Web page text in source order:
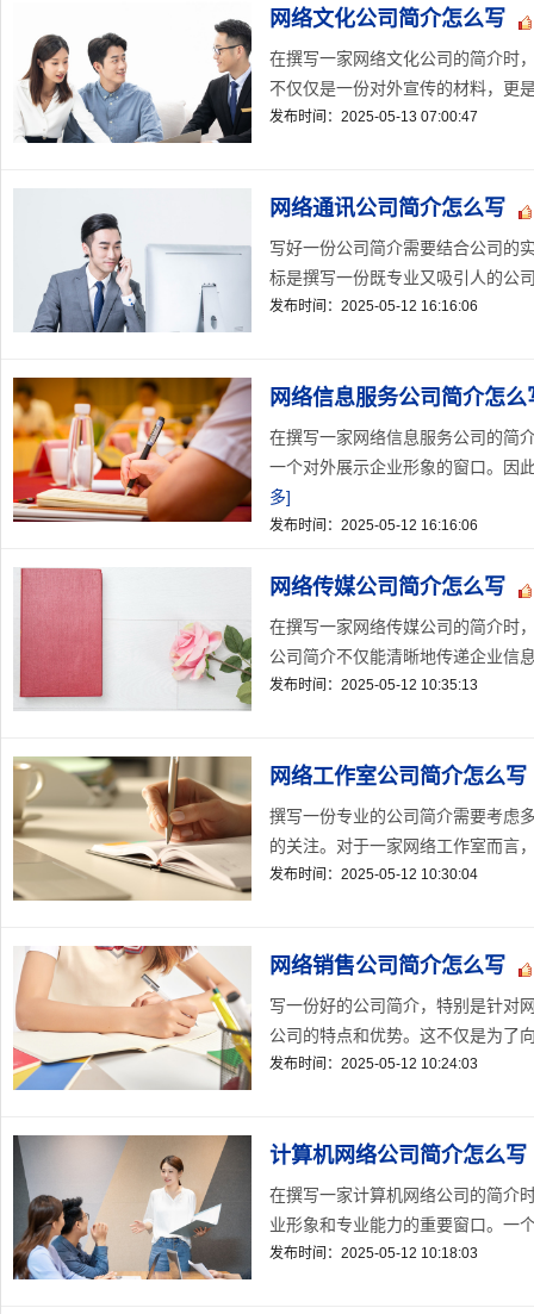
网络文化公司简介怎么写
在撰写一家网络文化公司的简介时
不仅仅是一份对外宣传的材料，更
发布时间：2025-05-13 07:00:47
网络通讯公司简介怎么写
写好一份公司简介需要结合公司的
标是撰写一份既专业又吸引人的公
发布时间：2025-05-12 16:16:06
网络信息服务公司简介怎么
在撰写一家网络信息服务公司的简
一个对外展示企业形象的窗口。因
多]
发布时间：2025-05-12 16:16:06
网络传媒公司简介怎么写
在撰写一家网络传媒公司的简介时
公司简介不仅能清晰地传递企业信
发布时间：2025-05-12 10:35:13
网络工作室公司简介怎么写
撰写一份专业的公司简介需要考虑
的关注。对于一家网络工作室而言
发布时间：2025-05-12 10:30:04
网络销售公司简介怎么写
写一份好的公司简介，特别是针对
公司的特点和优势。这不仅是为了
发布时间：2025-05-12 10:24:03
计算机网络公司简介怎么写
在撰写一家计算机网络公司的简介
业形象和专业能力的重要窗口。一
发布时间：2025-05-12 10:18:03